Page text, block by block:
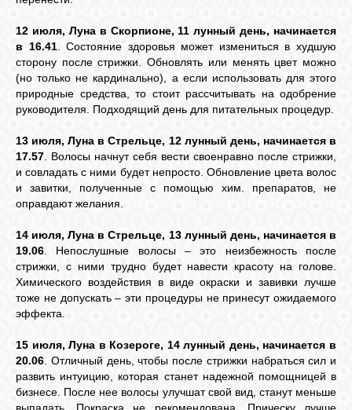
12 июля, Луна в Скорпионе, 11 лунный день, начинается
в 16.41. Состояние здоровья может измениться в худшую
сторону после стрижки. Обновлять или менять цвет можно
(но только не кардинально), а если использовать для этого
природные средства, то стоит рассчитывать на одобрение
руководителя. Подходящий день для питательных процедур.
13 июля, Луна в Стрельце, 12 лунный день, начинается в
17.57 . Волосы начнут себя вести своенравно после стрижки,
и совладать с ними будет непросто. Обновление цвета волос
и завитки, полученные с помощью хим. препаратов, не
оправдают желания.
14 июля, Луна в Стрельце, 13 лунный день, начинается в
19.06 . Непослушные волосы – это неизбежность после
стрижки, с ними трудно будет навести красоту на голове.
Химического воздействия в виде окраски и завивки лучше
тоже не допускать – эти процедуры не принесут ожидаемого
эффекта.
15 июля, Луна в Козероге, 14 лунный день, начинается в
20.06 . Отличный день, чтобы после стрижки набраться сил и
развить интуицию, которая станет надежной помощницей в
бизнесе. После нее волосы улучшат свой вид, станут меньше